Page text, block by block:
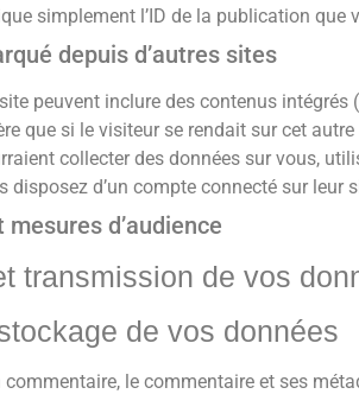
simplement l’ID de la publication que
depuis d’autres sites
peuvent inclure des contenus
que si le visiteur se rendait sur cet autre
collecter des données sur vous,
disposez d’un compte connecté sur leur
d’audience
transmission de vos
de vos données
le commentaire et ses